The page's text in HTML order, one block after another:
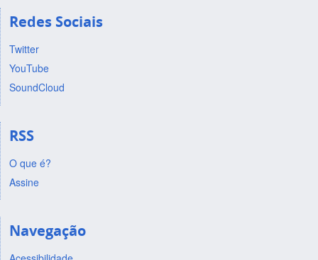
Redes Sociais
Twitter
YouTube
SoundCloud
RSS
O que é?
Assine
Navegação